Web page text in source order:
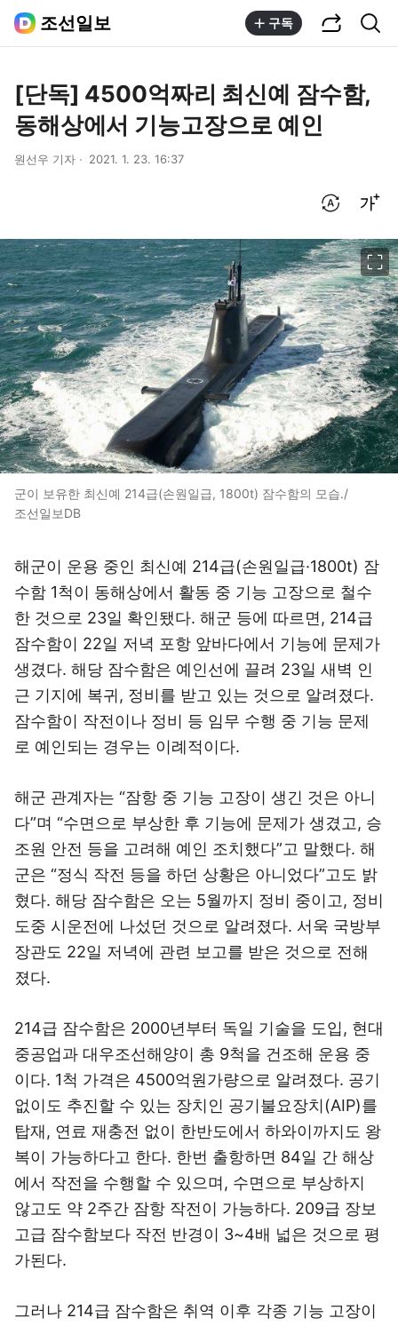
조선일보 구독
[단독] 4500억짜리 최신예 잠수함,
동해상에서 기능고장으로 예인
원선우 기자 2021. 1. 23. 16:37
군이 보유한 최신예 214급(손원일급, 1800t) 잠수함의 모습./
조선일보DB
해군이 운용 중인 최신예 214급(손원일급·1800t) 잠
수함 1척이 동해상에서 활동 중 기능 고장으로 철수
한 것으로 23일 확인됐다. 해군 등에 따르면, 214급
잠수함이 22일 저녁 포항 앞바다에서 기능에 문제가
생겼다. 해당 잠수함은 예인선에 끌려 23일 새벽 인
근 기지에 복귀, 정비를 받고 있는 것으로 알려졌다.
잠수함이 작전이나 정비 등 임무 수행 중 기능 문제
로 예인되는 경우는 이례적이다.
해군 관계자는 “잠항 중 기능 고장이 생긴 것은 아니
다”며 “수면으로 부상한 후 기능에 문제가 생겼고, 승
조원 안전 등을 고려해 예인 조치했다”고 말했다. 해
군은 “정식 작전 등을 하던 상황은 아니었다”고도 밝
혔다. 해당 잠수함은 오는 5월까지 정비 중이고, 정비
도중 시운전에 나섰던 것으로 알려졌다. 서욱 국방부
장관도 22일 저녁에 관련 보고를 받은 것으로 전해
졌다.
214급 잠수함은 2000년부터 독일 기술을 도입, 현대
중공업과 대우조선해양이 총 9척을 건조해 운용 중
이다. 1척 가격은 4500억원가량으로 알려졌다. 공기
없이도 추진할 수 있는 장치인 공기불요장치(AIP)를
탑재, 연료 재충전 없이 한반도에서 하와이까지도 왕
복이 가능하다고 한다. 한번 출항하면 84일 간 해상
에서 작전을 수행할 수 있으며, 수면으로 부상하지
않고도 약 2주간 잠항 작전이 가능하다. 209급 장보
고급 잠수함보다 작전 반경이 3~4배 넓은 것으로 평
가된다.
그러나 214급 잠수함은 취역 이후 각종 기능 고장이